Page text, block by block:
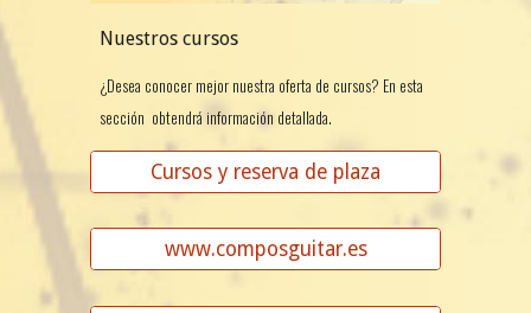
Nuestros cursos
¿Desea conocer mejor nuestra oferta de cursos? En esta
sección obtendrá información detallada.
Cursos y reserva de plaza
www.composguitar.es